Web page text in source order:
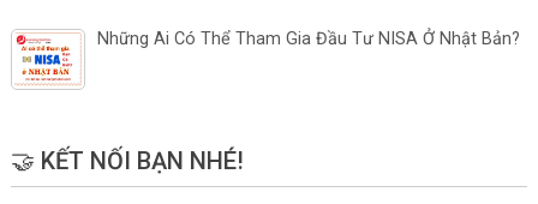
Những Ai Có Thể Tham Gia Đầu Tư NISA Ở Nhật Bản?
🤝 KẾT NỐI BẠN NHÉ!